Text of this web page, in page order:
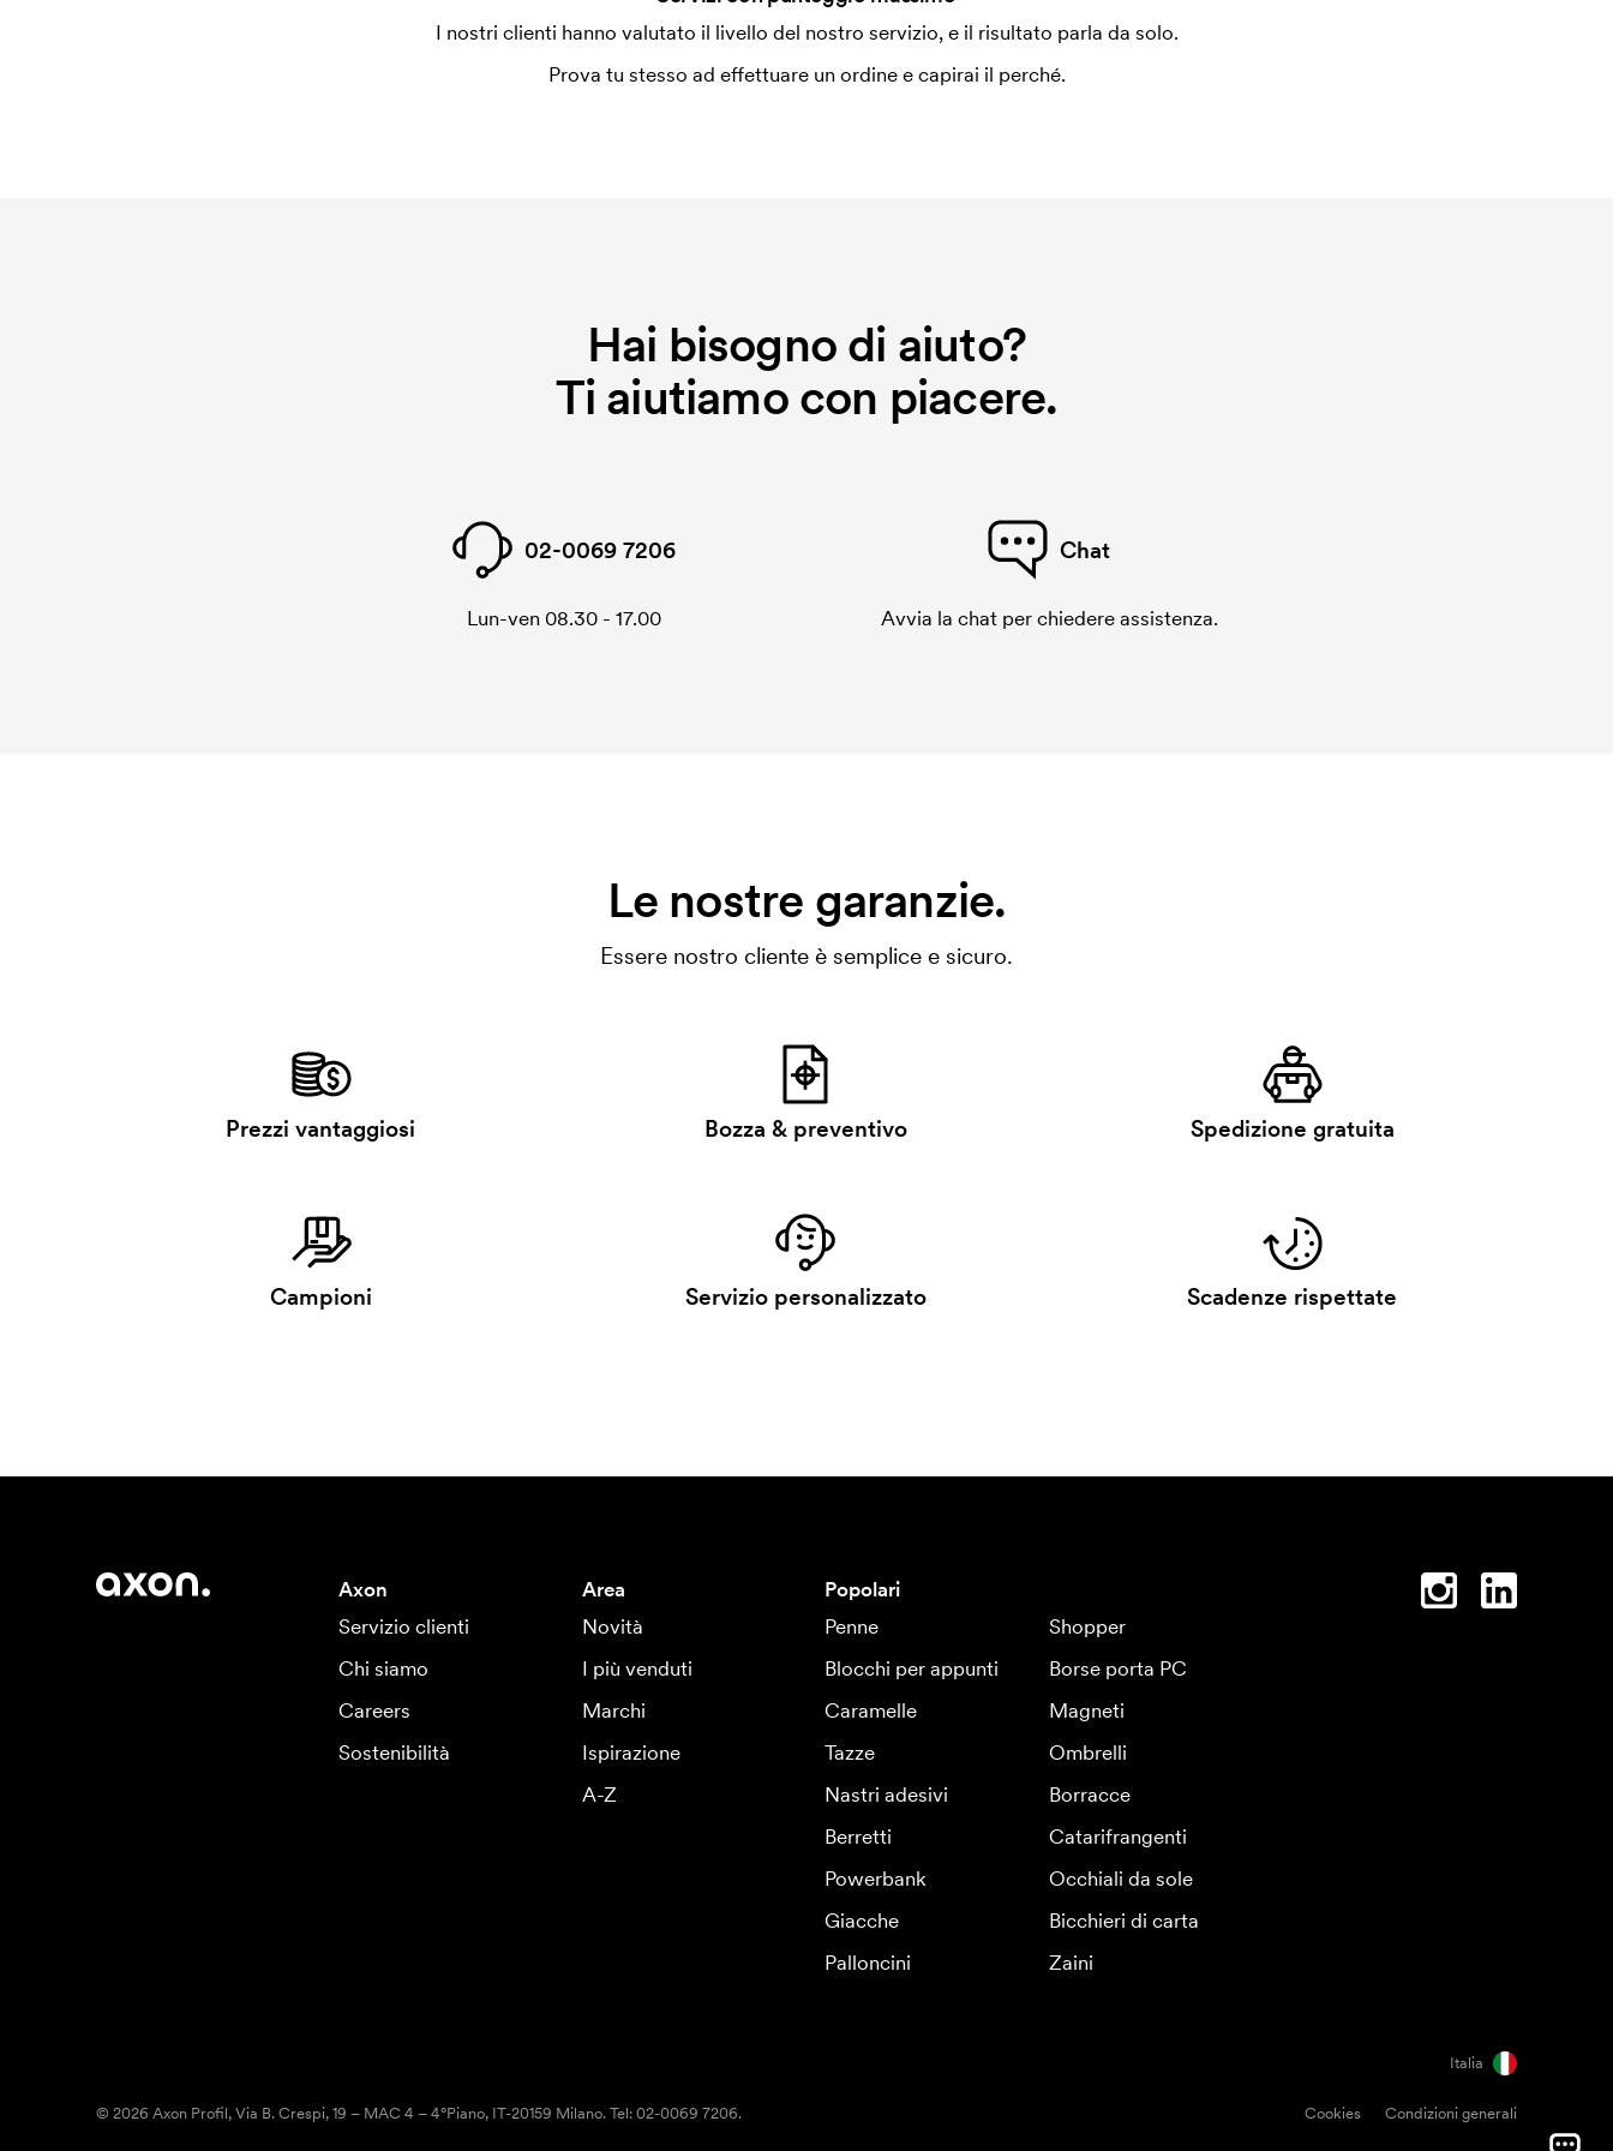
I nostri clienti hanno valutato il livello del nostro servizio, e il risultato parla da solo.
Prova tu stesso ad effettuare un ordine e capirai il perché.
Hai bisogno di aiuto?
Ti aiutiamo con piacere.
02-0069 7206
Lun-ven 08.30 - 17.00
Chat
Avvia la chat per chiedere assistenza.
Le nostre garanzie.
Essere nostro cliente è semplice e sicuro.
Prezzi vantaggiosi Bozza & preventivo Spedizione gratuita
Campioni Servizio personalizzato Scadenze rispettate
Axon
Servizio clienti
Chi siamo
Careers
Sostenibilità
Area
Novità
I più venduti
Marchi
Ispirazione
A-Z
Popolari
Penne
Shopper
Blocchi per appunti
Borse porta PC
Caramelle
Magneti
Tazze
Ombrelli
Nastri adesivi
Borracce
Berretti
Catarifrangenti
Powerbank
Occhiali da sole
Giacche
Bicchieri di carta
Palloncini
Zaini
Italia
Cookies Condizioni generali
© 2026 Axon Profil, Via B. Crespi, 19 – MAC 4 – 4°Piano, IT-20159 Milano. Tel: 02-0069 7206.